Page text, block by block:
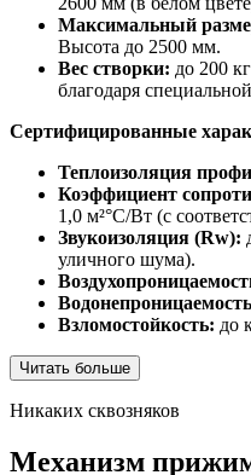
Максимальный
Высота до 2500 мм.
Вес створки: до 200
благодаря
Сертифицированные
Теплоизоляция
Коэффициент
1,0 м²°C/Вт (с
Звукоизоляция (Rw):
уличного шума).
Взломостойкость: до
Читать больше
Никаких сквозняков
Механизм